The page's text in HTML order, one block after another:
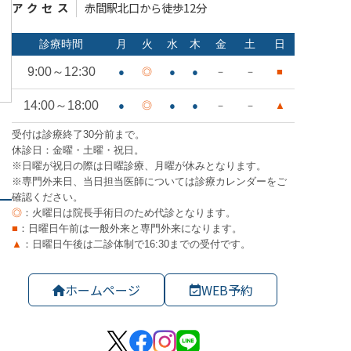
アクセス
赤間駅北口から徒歩12分
ホームページ WEB予約